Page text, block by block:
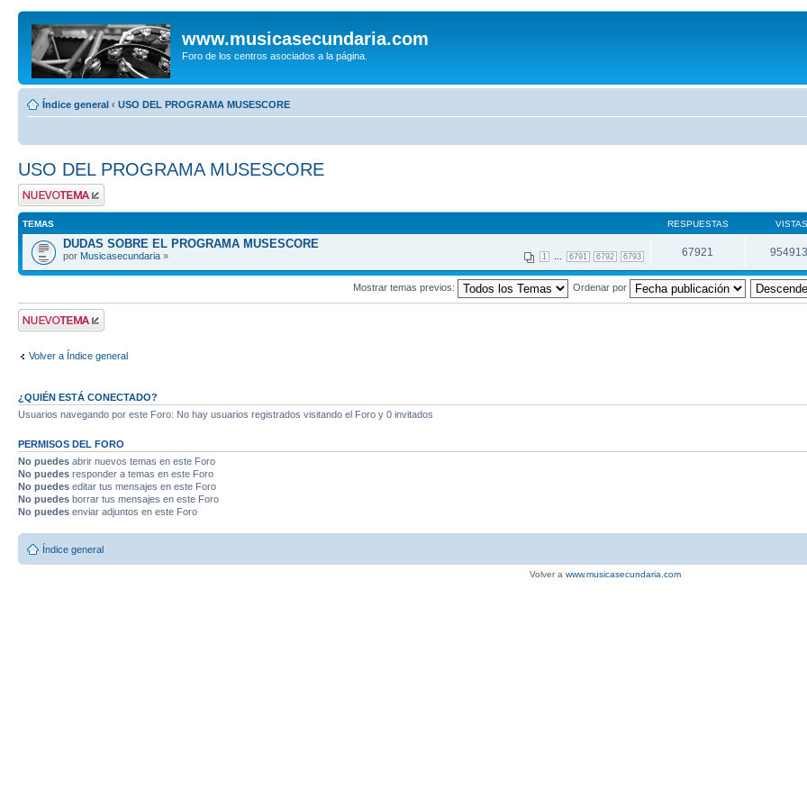
www.musicasecundaria.com
Foro de los centros asociados a la página.
Índice general ‹ USO DEL PROGRAMA MUSESCORE
USO DEL PROGRAMA MUSESCORE
Publicar un nuevo
tema
TEMAS RESPUESTAS VISTAS
DUDAS SOBRE EL PROGRAMA MUSESCORE
1 6791 6792 6793
por Musicasecundaria » 67921
Mostrar temas previos: Ordenar por
Publicar un nuevo
tema
Volver a Índice general
¿QUIÉN ESTÁ CONECTADO?
Usuarios navegando por este Foro: No hay usuarios registrados visitando el Foro y 0 invitados
PERMISOS DEL FORO
No puedes abrir nuevos temas en este Foro
No puedes responder a temas en este Foro
No puedes editar tus mensajes en este Foro
No puedes borrar tus mensajes en este Foro
No puedes enviar adjuntos en este Foro
Índice general
Volver a www.musicasecundaria.com